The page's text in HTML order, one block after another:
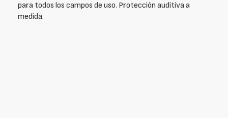
para todos los campos de uso. Protección auditiva a
medida.